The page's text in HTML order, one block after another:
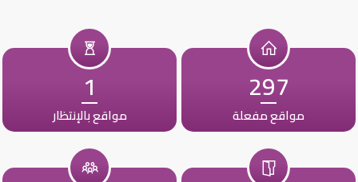
297
مواقع مفعلة
1
مواقع بالإنتظار